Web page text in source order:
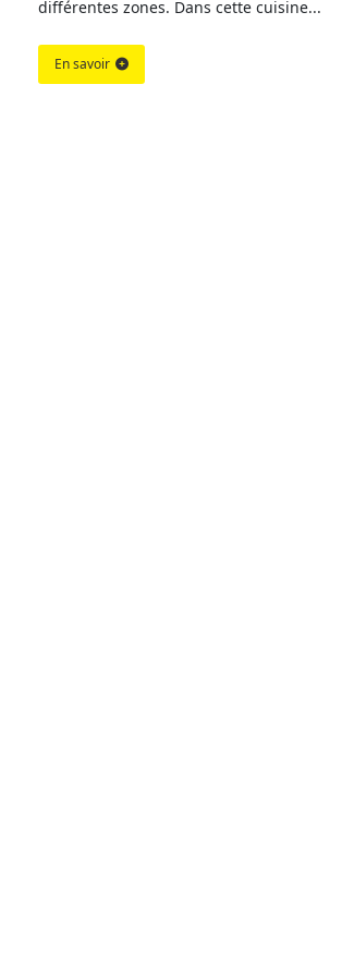
différentes zones. Dans cette cuisine...
En savoir